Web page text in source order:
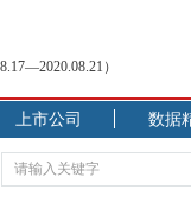
）
之旅
）
上市公司 数据